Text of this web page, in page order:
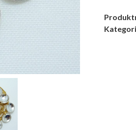
lauv,
5,5